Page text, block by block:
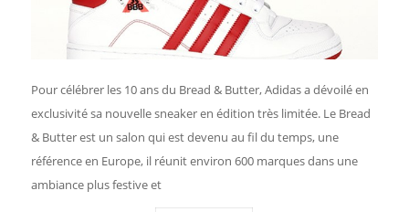
Pour célébrer les 10 ans du Bread & Butter, Adidas a dévoilé en
exclusivité sa nouvelle sneaker en édition très limitée. Le Bread
& Butter est un salon qui est devenu au fil du temps, une
référence en Europe, il réunit environ 600 marques dans une
ambiance plus festive et